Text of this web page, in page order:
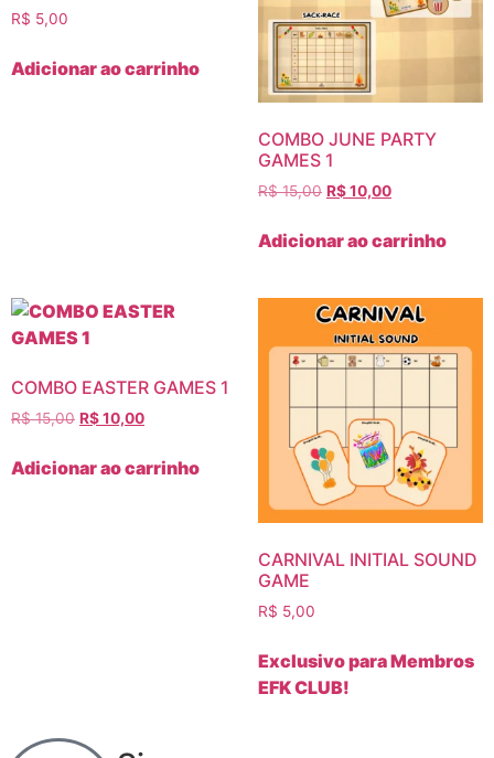
R$ 5,00
Adicionar ao carrinho
COMBO JUNE PARTY
GAMES 1
R$15,00 R$10,00
Adicionar ao carrinho
COMBO EASTER GAMES 1
R$15,00 R$10,00
Adicionar ao carrinho
CARNIVAL INITIAL SOUND
GAME
R$ 5,00
Exclusivo para Membros
EFK CLUB!